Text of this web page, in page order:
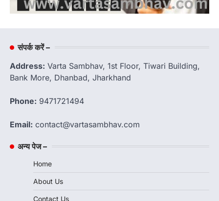
संपर्क करें –
Address: Varta Sambhav, 1st Floor, Tiwari Building,
Bank More, Dhanbad, Jharkhand
Phone: 9471721494
Email: contact@vartasambhav.com
अन्य पेज –
Home
About Us
Contact Us